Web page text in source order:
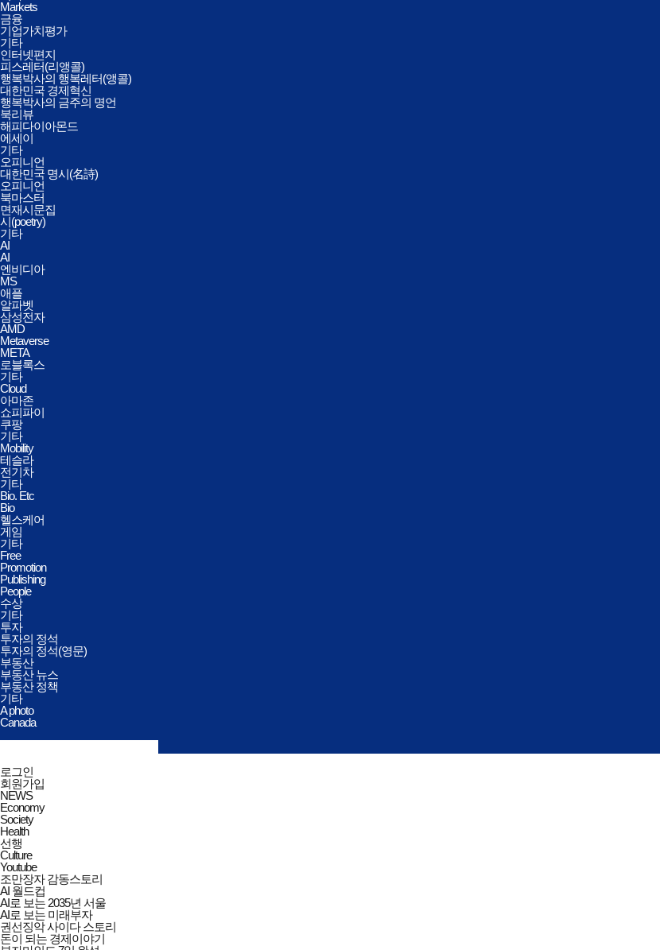
Markets
금융
기업가치평가
기타
인터넷편지
피스레터(리앵콜)
행복박사의 행복레터(앵콜)
대한민국 경제혁신
행복박사의 금주의 명언
북리뷰
해피다이아몬드
에세이
기타
오피니언
대한민국 명시(名詩)
오피니언
북마스터
면재시문집
시(poetry)
기타
AI
AI
엔비디아
MS
애플
알파벳
삼성전자
AMD
Metaverse
META
로블록스
기타
Cloud
아마존
쇼피파이
쿠팡
기타
Mobility
테슬라
전기차
기타
Bio. Etc
Bio
헬스케어
게임
기타
Free
Promotion
Publishing
People
수상
기타
투자
투자의 정석
투자의 정석(영문)
부동산
부동산 뉴스
부동산 정책
기타
A photo
Canada
검색창
닫기
검색
전체메뉴
닫기
로그인
회원가입
NEWS
Economy
Society
Health
선행
Culture
Youtube
조만장자 감동스토리
AI 월드컵
AI로 보는 2035년 서울
AI로 보는 미래부자
권선징악 사이다 스토리
돈이 되는 경제이야기